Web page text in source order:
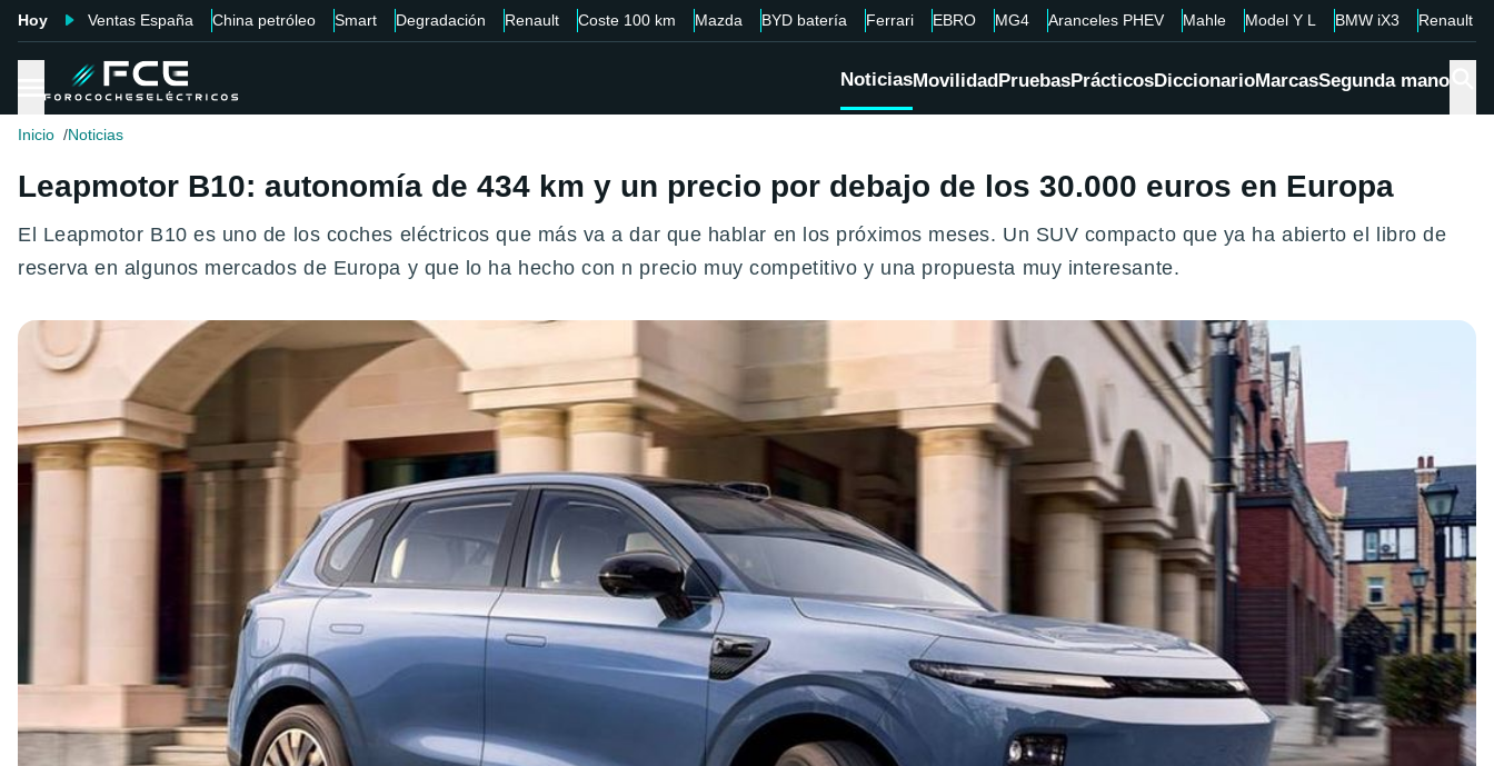
Hoy Ventas España China petróleo Smart Degradación Renault Coste 100 km Mazda BYD batería Ferrari EBRO MG4 Aranceles PHEV Mahle Model Y L BMW iX3 Renault
NoticiasMovilidadPruebasPrácticosDiccionarioMarcasSegunda mano
Inicio Noticias
Leapmotor B10: autonomía de 434 km y un precio por debajo de los 30.000 euros en Europa
El Leapmotor B10 es uno de los coches eléctricos que más va a dar que hablar en los próximos meses. Un SUV compacto que ya ha abierto el libro de
reserva en algunos mercados de Europa y que lo ha hecho con n precio muy competitivo y una propuesta muy interesante.